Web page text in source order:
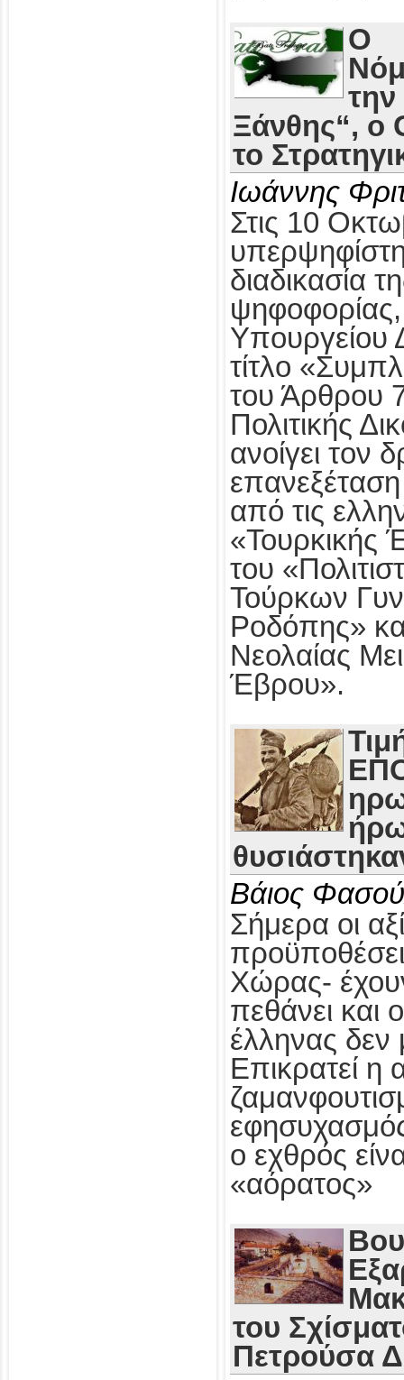
Ο
Ξάνθης“, ο
το
Ιωάννης
Στις 10
διαδικασία
Υπουργείου
τίτλο
του Άρθρου
Πολιτικής
ανοίγει τον
από τις
«Τουρκικής
του
Τούρκων
Ροδόπης»
Νεολαίας
Έβρου».
Βάιος
Σήμερα οι
Χώρας-
πεθάνει και
έλληνας δεν
Επικρατεί η
ο εχθρός
«αόρατος»
του
Πετρούσα